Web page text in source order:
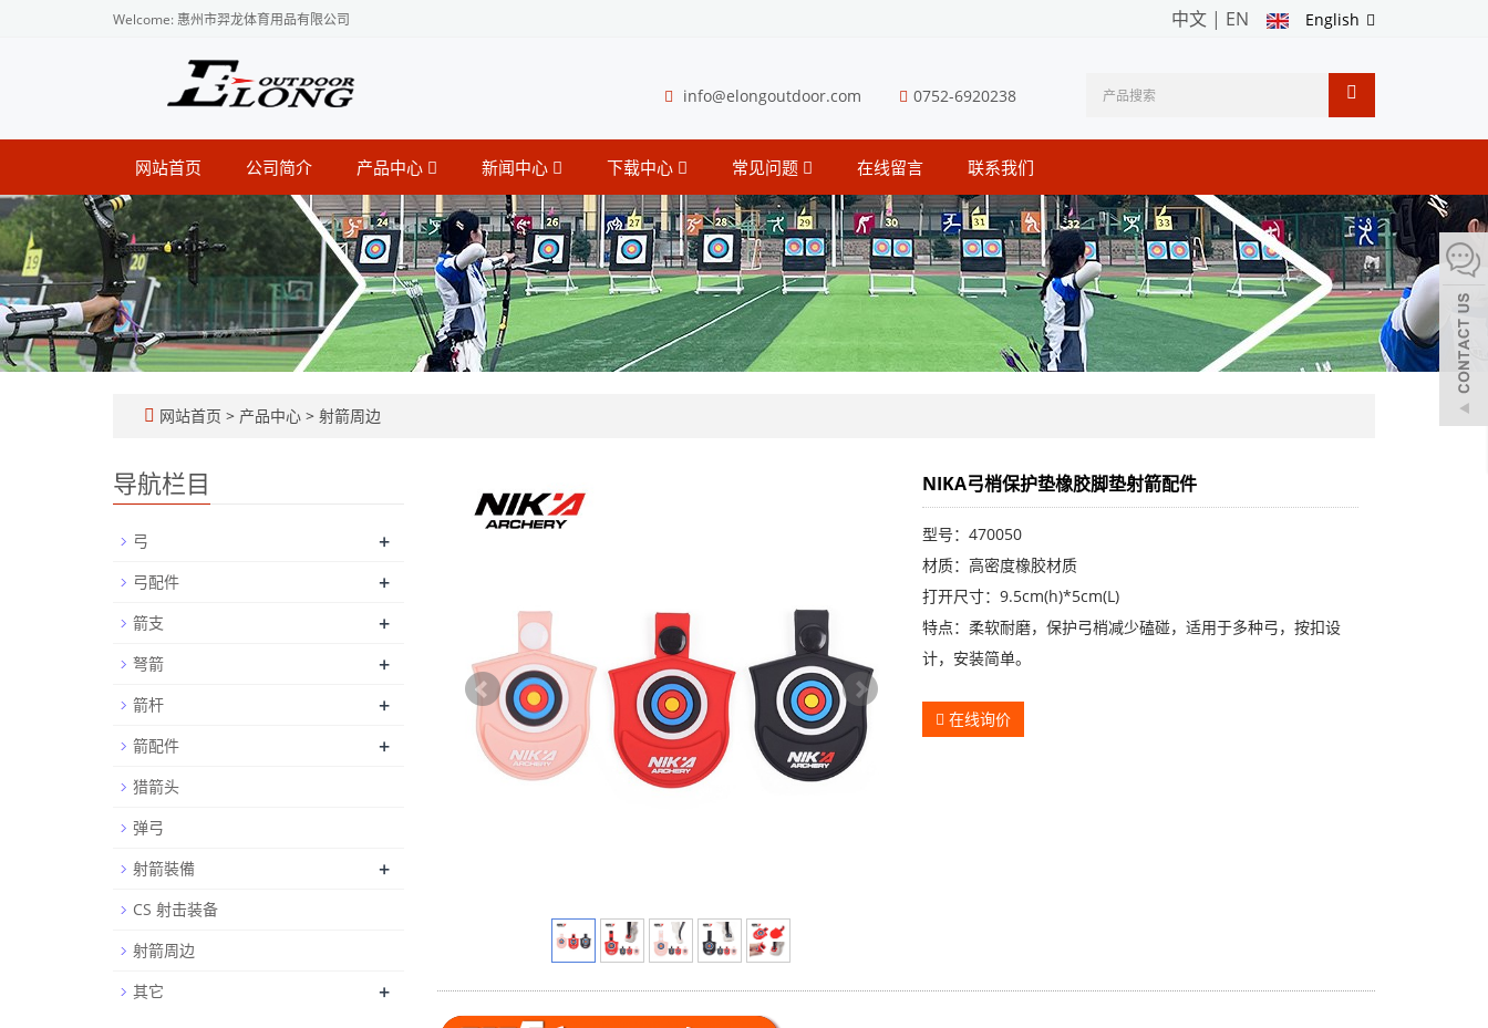
Welcome: 惠州市羿龙体育用品有限公司 English
中文 | EN
info@elongoutdoor.com 0752-6920238
网站首页 公司简介 产品中心 新闻中心 下载中心 常见问题 在线留言 联系我们
网站首页 > 产品中心 > 射箭周边
NIKA弓梢保护垫橡胶脚垫射箭配件
型号：470050
材质：高密度橡胶材质
打开尺寸：9.5cm(h)*5cm(L)
特点：柔软耐磨，保护弓梢减少磕碰，适用于多种弓，按扣设
计，安装简单。
在线询价
导航栏目
弓 +
弓配件 +
箭支 +
弩箭 +
箭杆 +
箭配件 +
猎箭头
弹弓
射箭裝備
+
CS 射击装备
射箭周边
其它
+